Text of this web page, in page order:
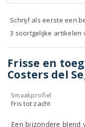
Schrijf als eerste een
3 soortgelijke artikelen
Frisse en
Costers del
Smaakprofiel
Fris tot zacht
Een bijzondere blend